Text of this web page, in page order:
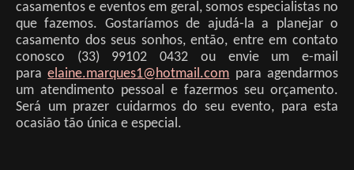
casamentos e eventos em geral, somos especialistas no
que fazemos. Gostaríamos de ajudá-la a planejar o
casamento dos seus sonhos, então, entre em contato
conosco (33) 99102 0432 ou envie um e-mail
paraelaine.marques1@hotmail.com para agendarmos
um atendimento pessoal e fazermos seu orçamento.
Será um prazer cuidarmos do seu evento, para esta
ocasião tão única e especial.